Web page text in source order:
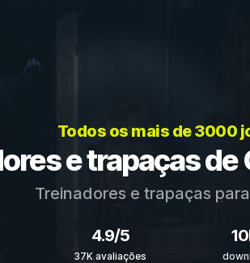
Todos os mais de 3000
e trapaças
Treinadores e trapaças
4.9/5
37K avaliações